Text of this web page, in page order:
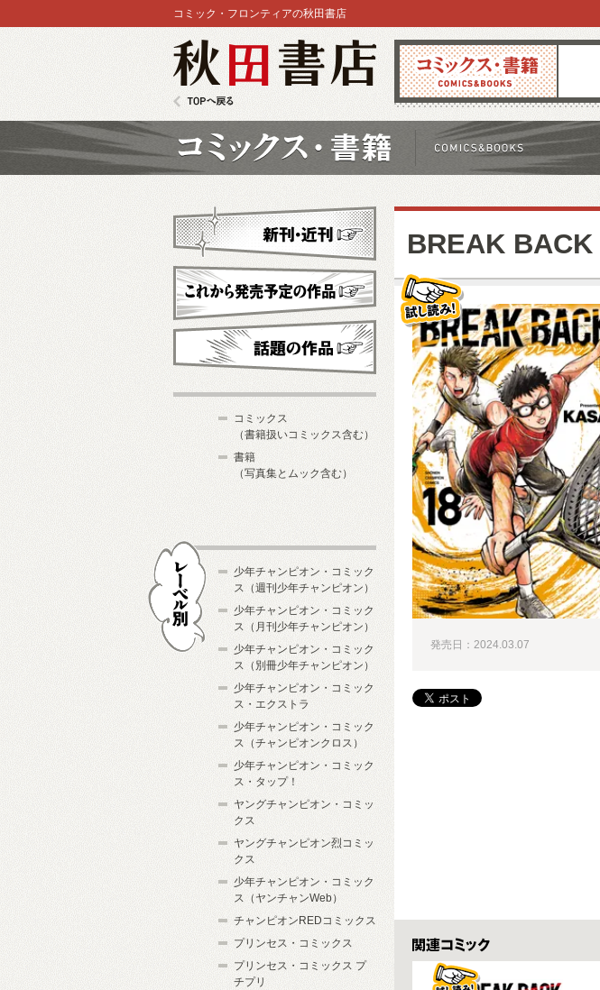
コミックス 雑誌
コミック・フロンティアの秋田書店
BREAK BACK
試し読み！
発売日：2024.03.07
関連コミックス
新刊・近刊
これから発売予定
コミックス
（書籍扱いコミックス含む）
書籍
（写真集とムック含む）
少年チャンピオン・コミック
ス（週刊少年チャンピオン）
少年チャンピオン・コミック
ス（月刊少年チャンピオン）
少年チャンピオン・コミック
ス（別冊少年チャンピオン）
少年チャンピオン・コミック
ス・エクストラ
少年チャンピオン・コミック
ス（チャンピオンクロス）
少年チャンピオン・コミック
ス・タップ！
ヤングチャンピオン・コミッ
クス
ヤングチャンピオン烈コミッ
クス
少年チャンピオン・コミック
ス（ヤンチャンWeb）
チャンピオンREDコミックス
プリンセス・コミックス
プリンセス・コミックス プ
チプリ